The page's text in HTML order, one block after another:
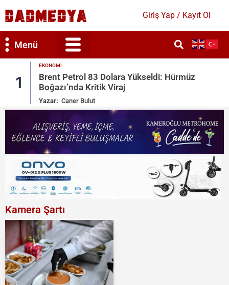
Giriş Yap / Kayıt Ol
Menü
2
Mekke Savunma Anlaşması: Türkiye,
Arabistan, Pakistan
Yazar:
Kamera Şartı